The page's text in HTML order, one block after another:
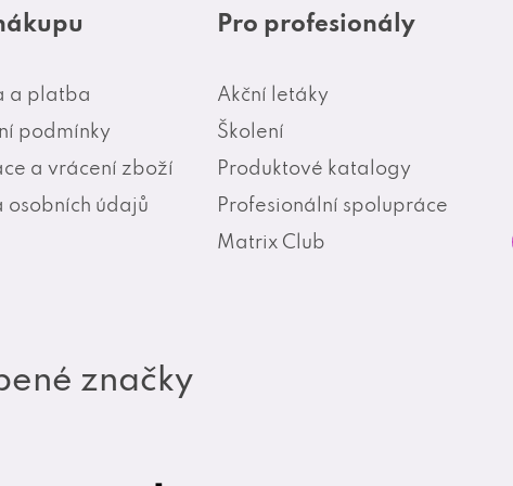
a platba
podmínky
a vrácení zboží
osobních údajů
Pro profesionály
Akční letáky
Školení
Produktové katalogy
Profesionální spolupráce
Matrix Club
značky